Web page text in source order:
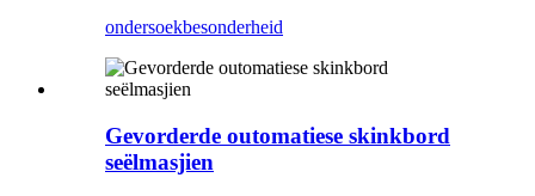
ondersoekbesonderheid
Gevorderde outomatiese skinkbord
seëlmasjien